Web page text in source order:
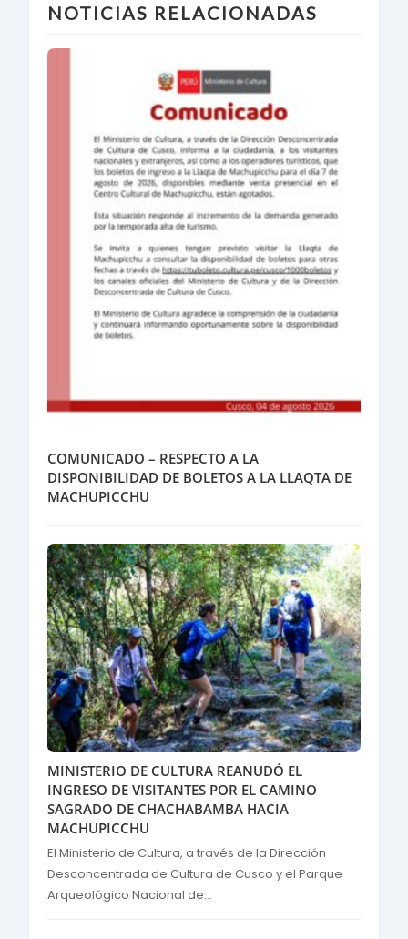
NOTICIAS RELACIONADAS
COMUNICADO – RESPECTO A LA
DISPONIBILIDAD DE BOLETOS A LA LLAQTA DE
MACHUPICCHU
MINISTERIO DE CULTURA REANUDÓ EL
INGRESO DE VISITANTES POR EL CAMINO
SAGRADO DE CHACHABAMBA HACIA
MACHUPICCHU
El Ministerio de Cultura, a través de la Dirección
Desconcentrada de Cultura de Cusco y el Parque
Arqueológico Nacional de...